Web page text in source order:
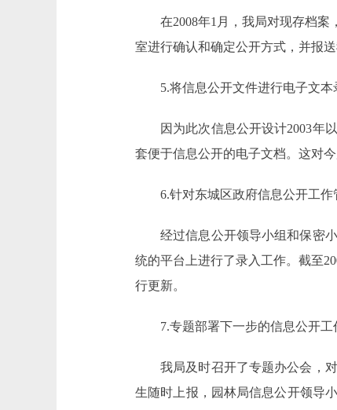
在2008年1月，我局对现存档
室进行确认和确定公开方式，并报
5.将信息公开文件进行电子文
因为此次信息公开设计2003年
套便于信息公开的电子文档。这对
6.针对东城区政府信息公开工
经过信息公开领导小组和保密
统的平台上进行了录入工作。截至
行更新。
7.专题部署下一步的信息公开工
我局及时召开了专题办公会，
生随时上报，园林局信息公开领导